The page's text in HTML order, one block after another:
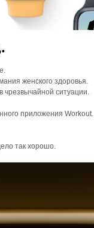
женского здоровья.
чрезвычайной ситуации.
приложения Workout.
так хорошо.